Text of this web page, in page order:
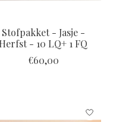
Stofpakket - Jasje -
Herfst - 10 LQ+ 1 FQ
€60,00